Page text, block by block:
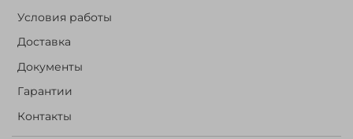
Условия работы
Доставка
Документы
Гарантии
Контакты